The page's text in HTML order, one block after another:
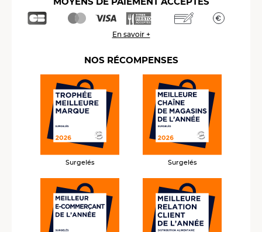
En savoir +
NOS RÉCOMPENSES
Surgelés Surgelés